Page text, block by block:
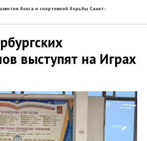
бокса и спортивной борьбы Санкт-
выступят на Играх